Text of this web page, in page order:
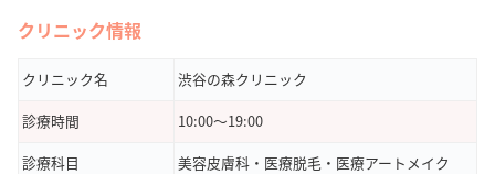
クリニック情報
クリニック名
渋谷の森クリニック
診療時間
10:00～19:00
診療科目
美容皮膚科・医療脱毛・医療アートメイク